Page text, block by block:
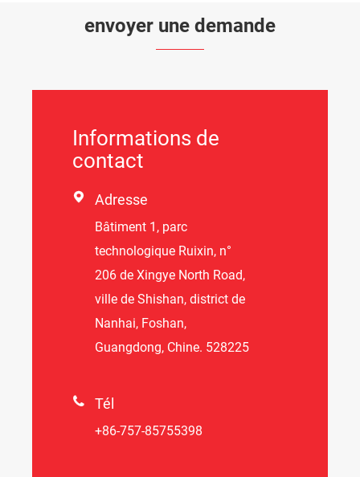
envoyer une demande
Informations de
contact
 Adresse
Bâtiment 1, parc
technologique Ruixin, n°
206 de Xingye North Road,
ville de Shishan, district de
Nanhai, Foshan,
Guangdong, Chine. 528225
 Tél
+86-757-85755398